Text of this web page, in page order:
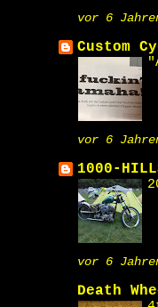
vor 6
Custom
vor 6
1000-
vor 6
Death